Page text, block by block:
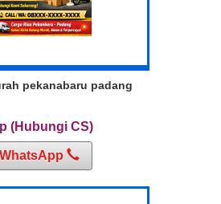
pekanabaru padang
(Hubungi CS)
WhatsApp